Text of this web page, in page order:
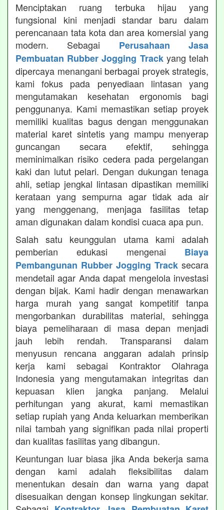
Menciptakan ruang terbuka hijau yang
fungsional kini menjadi standar baru dalam
perencanaan tata kota dan area komersial yang
modern. Sebagai Perusahaan Jasa
Pembuatan Rubber Jogging Trackyang telah
dipercaya menangani berbagai proyek strategis,
kami fokus pada penyediaan lintasan yang
mengutamakan kesehatan ergonomis bagi
penggunanya. Kami memastikan setiap proyek
memiliki kualitas bagus dengan menggunakan
material karet sintetis yang mampu menyerap
guncangan secara efektif, sehingga
meminimalkan risiko cedera pada pergelangan
kaki dan lutut pelari. Dengan dukungan tenaga
ahli, setiap jengkal lintasan dipastikan memiliki
kerataan yang sempurna agar tidak ada air
yang menggenang, menjaga fasilitas tetap
aman digunakan dalam kondisi cuaca apa pun.
Salah satu keunggulan utama kami adalah
pemberian edukasi mengenai Biaya
Pembangunan Rubber Jogging Track secara
mendetail agar Anda dapat mengelola investasi
dengan bijak. Kami hadir dengan menawarkan
harga murah yang sangat kompetitif tanpa
mengorbankan durabilitas material, sehingga
biaya pemeliharaan di masa depan menjadi
jauh lebih rendah. Transparansi dalam
menyusun rencana anggaran adalah prinsip
kerja kami sebagai Kontraktor Olahraga
Indonesia yang mengutamakan integritas dan
kepuasan klien jangka panjang. Melalui
perhitungan yang akurat, kami memastikan
setiap rupiah yang Anda keluarkan memberikan
nilai tambah yang signifikan pada nilai properti
dan kualitas fasilitas yang dibangun.
Keuntungan luar biasa jika Anda bekerja sama
dengan kami adalah fleksibilitas dalam
menentukan desain dan warna yang dapat
disesuaikan dengan konsep lingkungan sekitar.